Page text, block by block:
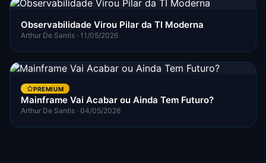
Observabilidade Virou Pilar da TI Moderna
Arthur De Santis · 11/05/2026
PREMIUM
Mainframe Vai Acabar ou Ainda Tem Futuro?
Arthur De Santis · 04/05/2026